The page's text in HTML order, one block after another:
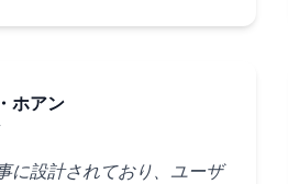
ホアン
に設計されており、ユーザ